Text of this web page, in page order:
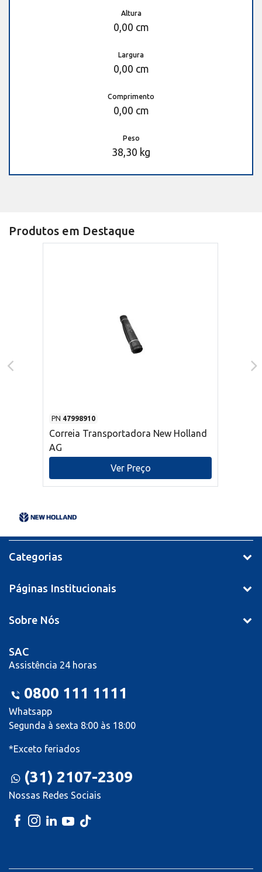
Altura
0,00 cm
Largura
0,00 cm
Comprimento
0,00 cm
Peso
38,30 kg
Produtos em Destaque
PN 47998910
Correia Transportadora New Holland
AG
Ver Preço
Categorias
Páginas Institucionais
Sobre Nós
SAC
Assistência 24 horas
0800 111 1111
Whatsapp
Segunda à sexta 8:00 às 18:00
*Exceto feriados
(31) 2107-2309
Nossas Redes Sociais